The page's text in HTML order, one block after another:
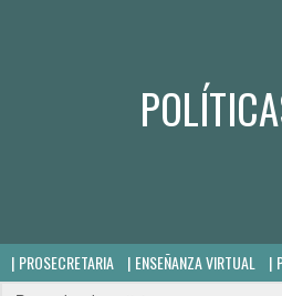
PROSECRETARIA ENSEÑANZA VIRTUAL